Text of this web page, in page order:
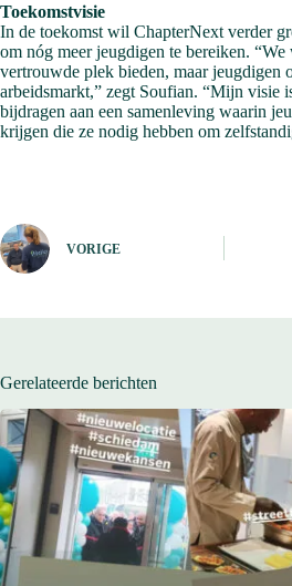
Toekomstvisie
In de toekomst wil ChapterNext verder
om nóg meer jeugdigen te bereiken.
vertrouwde plek bieden, maar jeugdigen
arbeidsmarkt,” zegt Soufian. “Mijn visie
bijdragen aan een samenleving waarin
krijgen die ze nodig hebben om
VORIGE
Gerelateerde berichten